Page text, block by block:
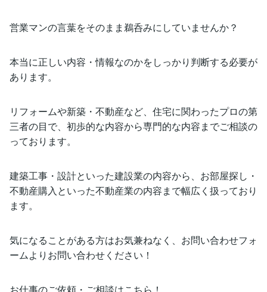
営業マンの言葉をそのまま鵜呑みにしていませんか？
本当に正しい内容・情報なのかをしっかり判断する必要が
あります。
リフォームや新築・不動産など、住宅に関わったプロの第
三者の目で、初歩的な内容から専門的な内容までご相談の
っております。
建築工事・設計といった建設業の内容から、お部屋探し・
不動産購入といった不動産業の内容まで幅広く扱っており
ます。
気になることがある方はお気兼ねなく、お問い合わせフォ
ームよりお問い合わせください！
お仕事のご依頼・ご相談はこちら！